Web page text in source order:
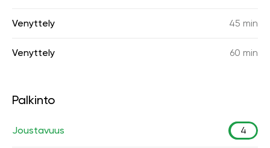
Venyttely 45 min
Venyttely 60 min
Palkinto
Joustavuus 4